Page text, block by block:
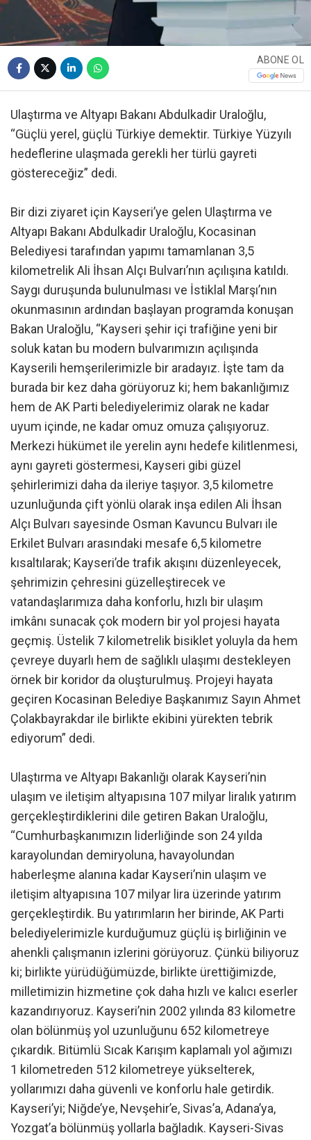
ABONE OL
Ulaştırma ve Altyapı Bakanı Abdulkadir Uraloğlu,
“Güçlü yerel, güçlü Türkiye demektir. Türkiye Yüzyılı
hedeflerine ulaşmada gerekli her türlü gayreti
göstereceğiz” dedi.
Bir dizi ziyaret için Kayseri’ye gelen Ulaştırma ve
Altyapı Bakanı Abdulkadir Uraloğlu, Kocasinan
Belediyesi tarafından yapımı tamamlanan 3,5
kilometrelik Ali İhsan Alçı Bulvarı’nın açılışına katıldı.
Saygı duruşunda bulunulması ve İstiklal Marşı’nın
okunmasının ardından başlayan programda konuşan
Bakan Uraloğlu, “Kayseri şehir içi trafiğine yeni bir
soluk katan bu modern bulvarımızın açılışında
Kayserili hemşerilerimizle bir aradayız. İşte tam da
burada bir kez daha görüyoruz ki; hem bakanlığımız
hem de AK Parti belediyelerimiz olarak ne kadar
uyum içinde, ne kadar omuz omuza çalışıyoruz.
Merkezi hükümet ile yerelin aynı hedefe kilitlenmesi,
aynı gayreti göstermesi, Kayseri gibi güzel
şehirlerimizi daha da ileriye taşıyor. 3,5 kilometre
uzunluğunda çift yönlü olarak inşa edilen Ali İhsan
Alçı Bulvarı sayesinde Osman Kavuncu Bulvarı ile
Erkilet Bulvarı arasındaki mesafe 6,5 kilometre
kısaltılarak; Kayseri’de trafik akışını düzenleyecek,
şehrimizin çehresini güzelleştirecek ve
vatandaşlarımıza daha konforlu, hızlı bir ulaşım
imkânı sunacak çok modern bir yol projesi hayata
geçmiş. Üstelik 7 kilometrelik bisiklet yoluyla da hem
çevreye duyarlı hem de sağlıklı ulaşımı destekleyen
örnek bir koridor da oluşturulmuş. Projeyi hayata
geçiren Kocasinan Belediye Başkanımız Sayın Ahmet
Çolakbayrakdar ile birlikte ekibini yürekten tebrik
ediyorum” dedi.
Ulaştırma ve Altyapı Bakanlığı olarak Kayseri’nin
ulaşım ve iletişim altyapısına 107 milyar liralık yatırım
gerçekleştirdiklerini dile getiren Bakan Uraloğlu,
“Cumhurbaşkanımızın liderliğinde son 24 yılda
karayolundan demiryoluna, havayolundan
haberleşme alanına kadar Kayseri’nin ulaşım ve
iletişim altyapısına 107 milyar lira üzerinde yatırım
gerçekleştirdik. Bu yatırımların her birinde, AK Parti
belediyelerimizle kurduğumuz güçlü iş birliğinin ve
ahenkli çalışmanın izlerini görüyoruz. Çünkü biliyoruz
ki; birlikte yürüdüğümüzde, birlikte ürettiğimizde,
milletimizin hizmetine çok daha hızlı ve kalıcı eserler
kazandırıyoruz. Kayseri’nin 2002 yılında 83 kilometre
olan bölünmüş yol uzunluğunu 652 kilometreye
çıkardık. Bitümlü Sıcak Karışım kaplamalı yol ağımızı
1 kilometreden 512 kilometreye yükselterek,
yollarımızı daha güvenli ve konforlu hale getirdik.
Kayseri’yi; Niğde’ye, Nevşehir’e, Sivas’a, Adana’ya,
Yozgat’a bölünmüş yollarla bağladık. Kayseri-Sivas